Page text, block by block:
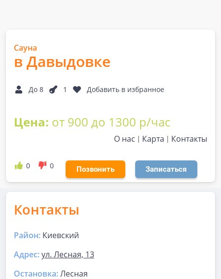
Сауна
в Давыдовке
До 8 1 Добавить в избранное
Цена: от 900 до 1300 р/час
О нас Карта Контакты
0 0 Позвонить Записаться
Контакты
Район: Киевский
Адрес:ул. Лесная, 13
Остановка:Лесная